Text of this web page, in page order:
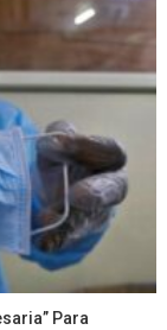
Para